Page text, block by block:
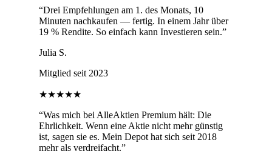
“Drei Empfehlungen am 1. des Monats, 10
Minuten nachkaufen — fertig. In einem Jahr über
19 % Rendite. So einfach kann Investieren sein.”
Julia S.
Mitglied seit 2023
★★★★★
“Was mich bei AlleAktien Premium hält: Die
Ehrlichkeit. Wenn eine Aktie nicht mehr günstig
ist, sagen sie es. Mein Depot hat sich seit 2018
mehr als verdreifacht.”